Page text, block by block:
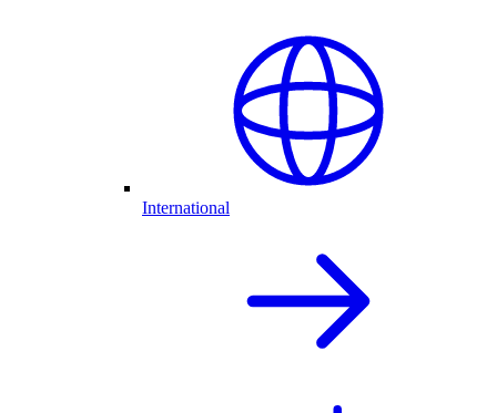
International